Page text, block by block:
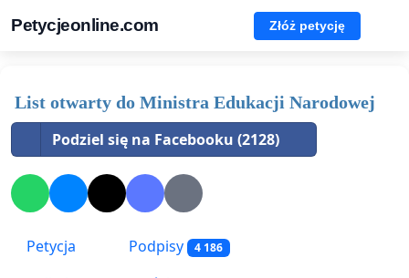
Petycjeonline.com Złóż petycję
List otwarty do Ministra Edukacji Narodowej
Podziel się na Facebooku (2128)
Petycja Podpisy 4 186